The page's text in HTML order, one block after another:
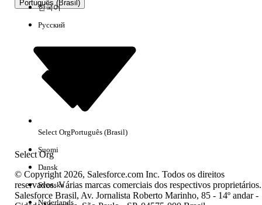
Sem resultados
Português (Brasil)
Select Org
한국어
Русский
Select OrgPortuguês (Brasil)
Suomi
Dansk
Svenska
Nederlands
© Copyright 2026, Salesforce.com Inc. Todos os direitos
reservados. Várias marcas comerciais dos respectivos proprietários.
Salesforce Brasil, Av. Jornalista Roberto Marinho, 85 - 14º andar -